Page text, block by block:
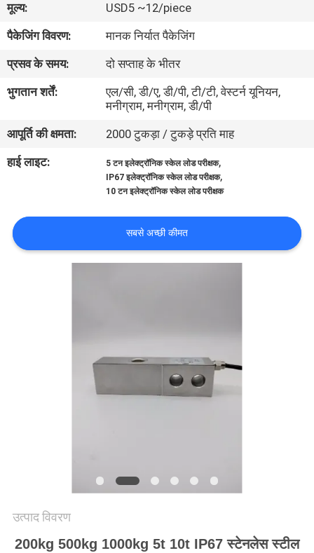
कारखाना
भ्रमण
गुणवत्ता
संपर्क
एक
उद्धरण
मूल्य:
USD5 ~12/piece
पैकेजिंग विवरण:
मानक निर्यात पैकेजिंग
प्रसव के समय:
दो सप्ताह के भीतर
भुगतान शर्तें:
एल/सी, डी/ए, डी/पी, टी/टी, वेस्टर्न यूनियन,
मनीग्राम, मनीग्राम, डी/पी
आपूर्ति की क्षमता:
2000 टुकड़ा / टुकड़े प्रति माह
हाई लाइट:
5 टन इलेक्ट्रॉनिक स्केल लोड परीक्षक,
IP67 इलेक्ट्रॉनिक स्केल लोड परीक्षक,
10 टन इलेक्ट्रॉनिक स्केल लोड परीक्षक
सबसे अच्छी कीमत
उत्पाद विवरण
200kg 500kg 1000kg 5t 10t IP67 स्टेनलेस स्टील